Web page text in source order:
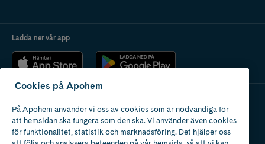
Ladda ner vår app
Apotek med tillstånd
av Läkemedelsverket
Cookies på Apohem
På Apohem använder vi oss av cookies som är nödvändiga för
att hemsidan ska fungera som den ska. Vi använder även cookies
för funktionalitet, statistik och marknadsföring. Det hjälper oss